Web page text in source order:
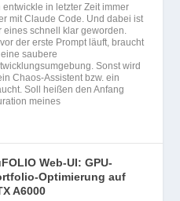
entwickle in letzter Zeit immer
mit Claude Code. Und dabei ist
eines schnell klar geworden.
der erste Prompt läuft, braucht
saubere
Sonst wird
Chaos-Assistent bzw. ein
Soll heißen den Anfang
meines
Web-UI: GPU-
Optimierung auf
A6000